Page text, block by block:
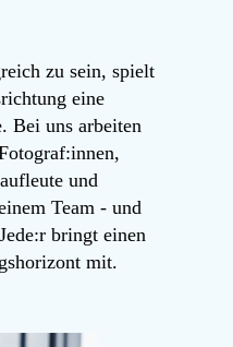
zu sein, spielt
eine
Bei uns arbeiten
und
Team - und
bringt einen
mit.